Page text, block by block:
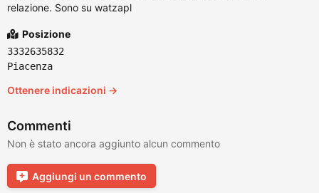
relazione. Sono su watzapl
Posizione
3332635832
Piacenza
Ottenere indicazioni →
Commenti
Non è stato ancora aggiunto alcun commento
Aggiungi un commento